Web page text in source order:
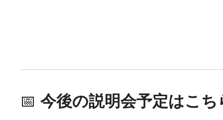
📅 今後の説明会予定はこち